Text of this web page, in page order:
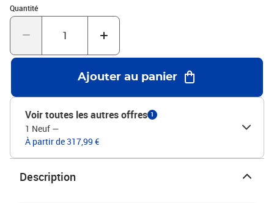
repose-pieds offrent un confort d'assise supplémentaire.Surface
facile à nettoyer : la surface à finition à l'huile rend ce mobilier de
bar d'extérieur facile à nettoyer avec un chiffon humide. Remarque
pour un montage facile. Afin de prolonger la durée de vie de votre
mobilier d'extérieur, nous vous recommandons de le protéger avec
une housse imperméable.Matériau : bois d'acacia massif avec
finition à l'huileDimensions de la table : 120 x 60 x 105 cm (l x P x
H)Dimensions de la chaise (chacune) : 34 x 34 x 76 cm (l x P x H)La
livraison contient :1 x table 4 x chaise
Quantité
Quantité : 1
Ajouter au panier
Voir toutes les autres offres 1
1 Neuf —
À partir de 317,99 €
Description